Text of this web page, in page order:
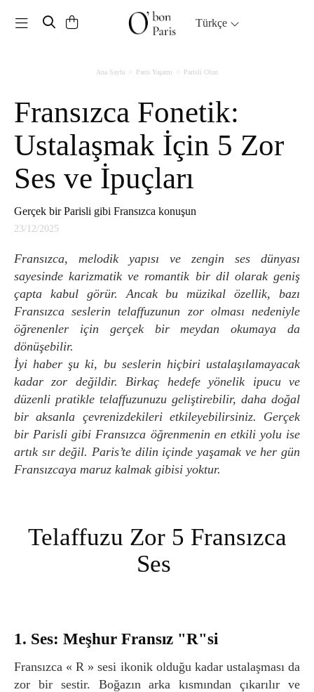
Toggle navigation Türkçe
Ana Sayfa Paris Yaşamı Parisli Olun
Fransızca Fonetik:
Ustalaşmak İçin 5 Zor
Ses ve İpuçları
Gerçek bir Parisli gibi Fransızca konuşun
23/12/2025
Fransızca, melodik yapısı ve zengin ses dünyası
sayesinde karizmatik ve romantik bir dil olarak geniş
çapta kabul görür. Ancak bu müzikal özellik, bazı
Fransızca seslerin telaffuzunun zor olması nedeniyle
öğrenenler için gerçek bir meydan okumaya da
dönüşebilir.
İyi haber şu ki, bu seslerin hiçbiri ustalaşılamayacak
kadar zor değildir. Birkaç hedefe yönelik ipucu ve
düzenli pratikle telaffuzunuzu geliştirebilir, daha doğal
bir aksanla çevrenizdekileri etkileyebilirsiniz. Gerçek
bir Parisli gibi Fransızca öğrenmenin en etkili yolu ise
artık sır değil. Paris’te dilin içinde yaşamak ve her gün
Fransızcaya maruz kalmak gibisi yoktur.
Telaffuzu Zor 5 Fransızca
Ses
1. Ses: Meşhur Fransız "R"si
Fransızca « R » sesi ikonik olduğu kadar ustalaşması da
zor bir sestir. Boğazın arka kısmından çıkarılır ve